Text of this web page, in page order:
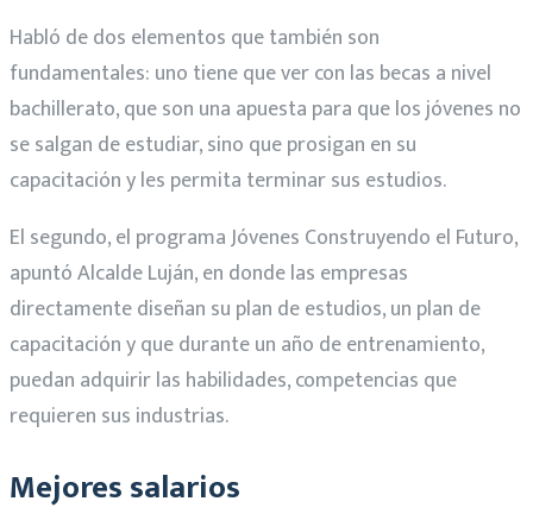
Habló de dos elementos que también son
fundamentales: uno tiene que ver con las becas a nivel
bachillerato, que son una apuesta para que los jóvenes no
se salgan de estudiar, sino que prosigan en su
capacitación y les permita terminar sus estudios.
El segundo, el programa Jóvenes Construyendo el Futuro,
apuntó Alcalde Luján, en donde las empresas
directamente diseñan su plan de estudios, un plan de
capacitación y que durante un año de entrenamiento,
puedan adquirir las habilidades, competencias que
requieren sus industrias.
Mejores salarios